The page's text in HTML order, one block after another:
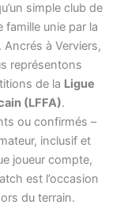
simple club de
unie par la
à Verviers,
représentons
de la Ligue
(LFFA).
ou confirmés –
inclusif et
joueur compte,
est l’occasion
du terrain.